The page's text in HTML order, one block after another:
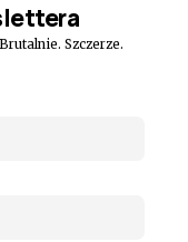
Szczerze.